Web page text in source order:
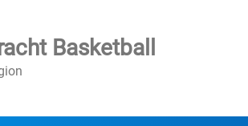
Basketball